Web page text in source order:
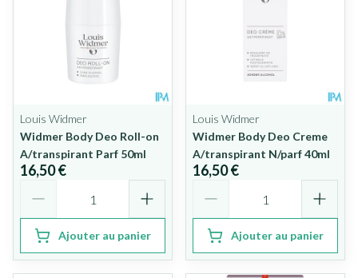
Louis Widmer
Widmer Body Deo Roll-on
A/transpirant Parf 50ml
16,50 €
Ajouter au panier
Louis Widmer
Widmer Body Deo Creme
A/transpirant N/parf 40ml
16,50 €
Ajouter au panier